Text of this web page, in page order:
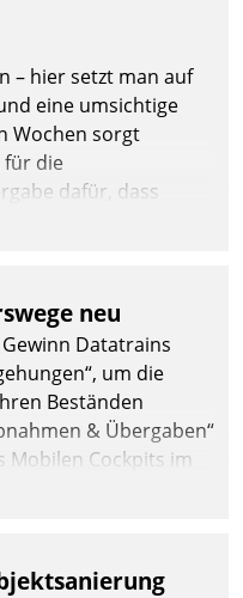
– hier setzt man auf
eine umsichtige
Wochen sorgt
die
dafür, dass
so es sein muss,
neu
Datatrains
um die
Beständen
& Übergaben“
Mobilen Cockpits im